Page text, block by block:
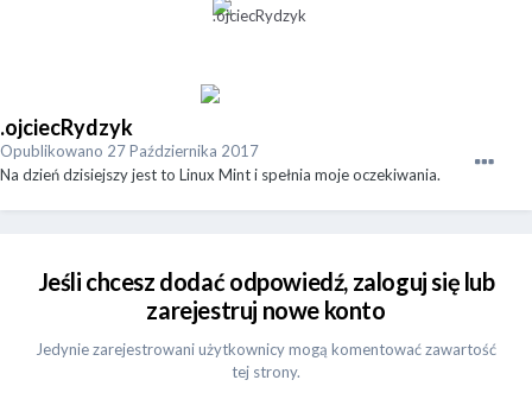
.ojciecRydzyk
Opublikowano 27 Października 2017
Na dzień dzisiejszy jest to Linux Mint i spełnia moje oczekiwania.
Jeśli chcesz dodać odpowiedź, zaloguj się lub
zarejestruj nowe konto
Jedynie zarejestrowani użytkownicy mogą komentować zawartość
tej strony.